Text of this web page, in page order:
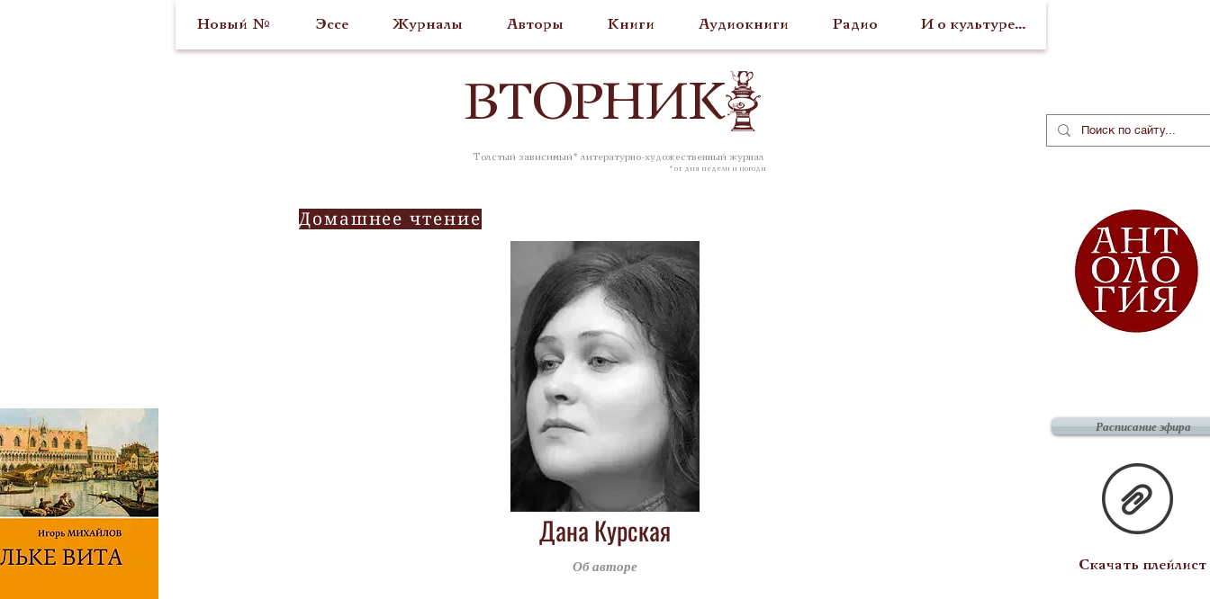
Новый № Эссе Журналы Авторы Книги Аудиокниги Радио И о культуре...
ВТОРНИК
Толстый зависимый* литературно-художественный журнал
* от дня недели и погоды
Домашнее чтение
Дана Курская
Об авторе
Расписание эфира
Скачать плейлист